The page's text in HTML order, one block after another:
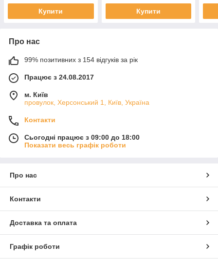
Купити Купити
Про нас
99% позитивних з 154 відгуків за рік
Працює з 24.08.2017
м. Київ
провулок, Херсонський 1, Київ, Україна
Контакти
Сьогодні працює з 09:00 до 18:00
Показати весь графік роботи
Про нас
Контакти
Доставка та оплата
Графік роботи